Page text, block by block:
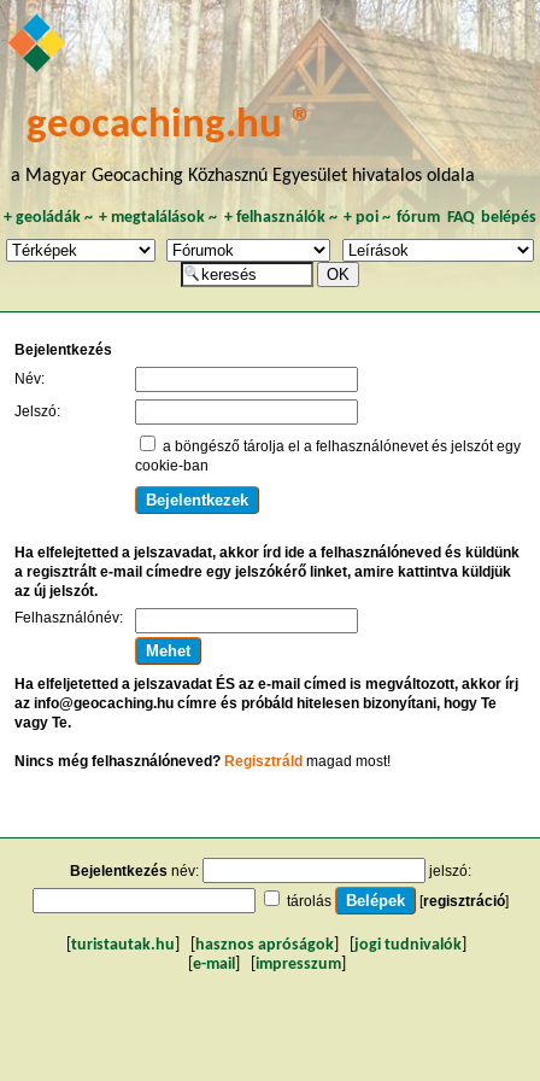
geocaching.hu ®
a Magyar Geocaching Közhasznú Egyesület hivatalos oldala
+ geoládák~ +megtalálások ~ + felhasználók~ + poi~ fórum FAQ belépés
Bejelentkezés
Név:
Jelszó:
a böngésző tárolja el a felhasználónevet és jelszót egy
cookie-ban
Ha elfelejtetted a jelszavadat, akkor írd ide a felhasználóneved és küldünk
a regisztrált e-mail címedre egy jelszókérő linket, amire kattintva küldjük
az új jelszót.
Felhasználónév:
Ha elfeljetetted a jelszavadat ÉS az e-mail címed is megváltozott, akkor írj
az info@geocaching.hu címre és próbáld hitelesen bizonyítani, hogy Te
vagy Te.
Nincs még felhasználóneved? Regisztráldmagad most!
Bejelentkezés név:
jelszó:
tárolás
[regisztráció]
turistautak.hu hasznos apróságok jogi tudnivalók
e-mail impresszum]